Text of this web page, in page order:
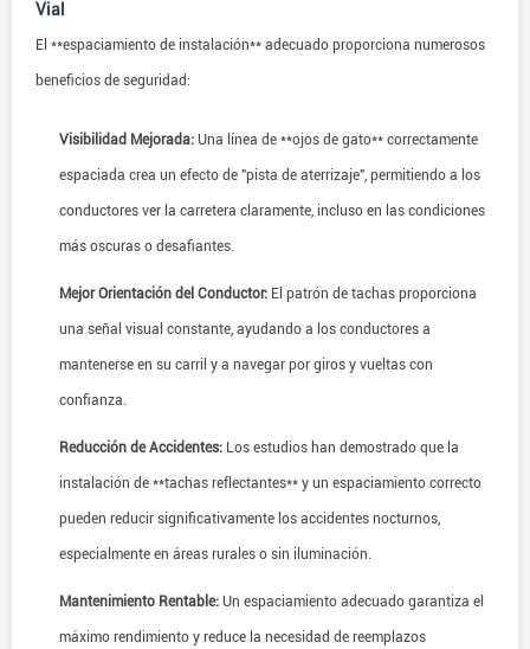
Vial
El **espaciamiento de instalación** adecuado proporciona numerosos
beneficios de seguridad:
Visibilidad Mejorada: Una línea de **ojos de gato** correctamente
espaciada crea un efecto de "pista de aterrizaje", permitiendo a los
conductores ver la carretera claramente, incluso en las condiciones
más oscuras o desafiantes.
Mejor Orientación del Conductor: El patrón de tachas proporciona
una señal visual constante, ayudando a los conductores a
mantenerse en su carril y a navegar por giros y vueltas con
confianza.
Reducción de Accidentes: Los estudios han demostrado que la
instalación de **tachas reflectantes** y un espaciamiento correcto
pueden reducir significativamente los accidentes nocturnos,
especialmente en áreas rurales o sin iluminación.
Mantenimiento Rentable: Un espaciamiento adecuado garantiza el
máximo rendimiento y reduce la necesidad de reemplazos